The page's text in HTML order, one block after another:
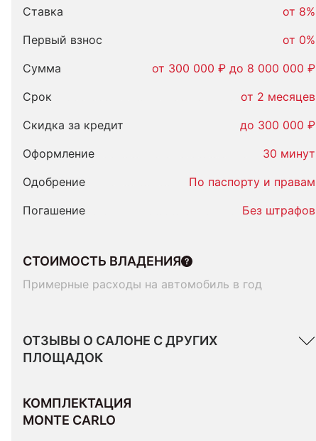
Ставка
от 8%
Первый взнос
от 0%
Сумма
от 300 000 ₽ до 8 000 000 ₽
Срок
от 2 месяцев
Скидка за кредит
до 300 000 ₽
Оформление
30 минут
Одобрение
По паспорту и правам
Погашение
Без штрафов
СТОИМОСТЬ ВЛАДЕНИЯ
Примерные расходы на автомобиль в год
ОТЗЫВЫ О САЛОНЕ С ДРУГИХ
ПЛОЩАДОК
КОМПЛЕКТАЦИЯ
MONTE CARLO